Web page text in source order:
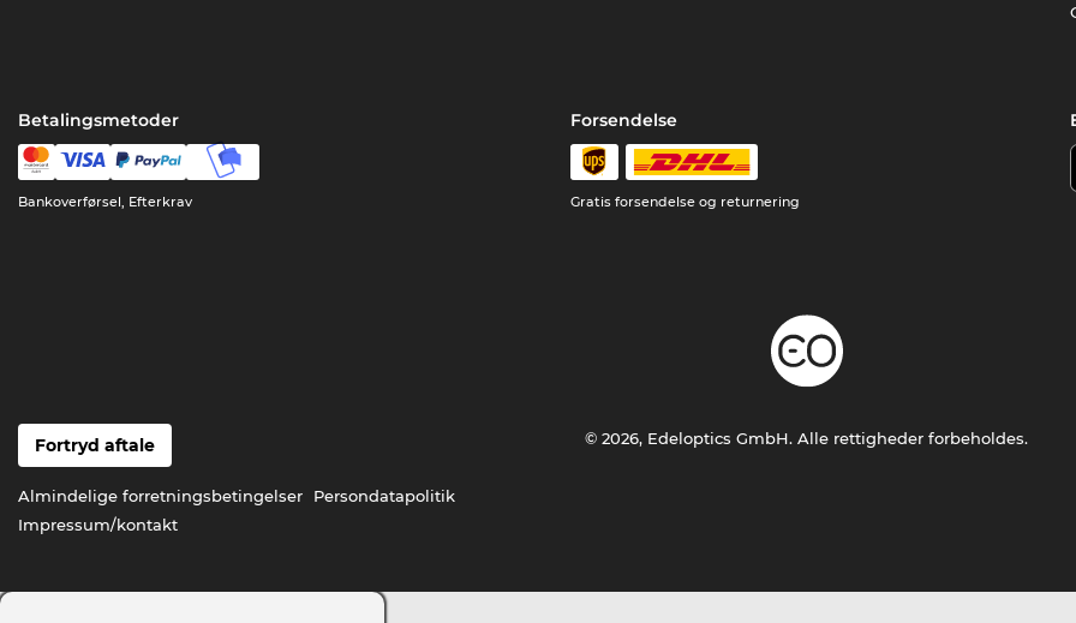
Betalingsmetoder
Bankoverførsel, Efterkrav
Forsendelse
Gratis forsendelse og returnering
Fortryd aftale
Almindelige forretningsbetingelser
Persondatapolitik
Impressum/kontakt
© 2026, Edeloptics GmbH. Alle rettigheder forbeholdes.